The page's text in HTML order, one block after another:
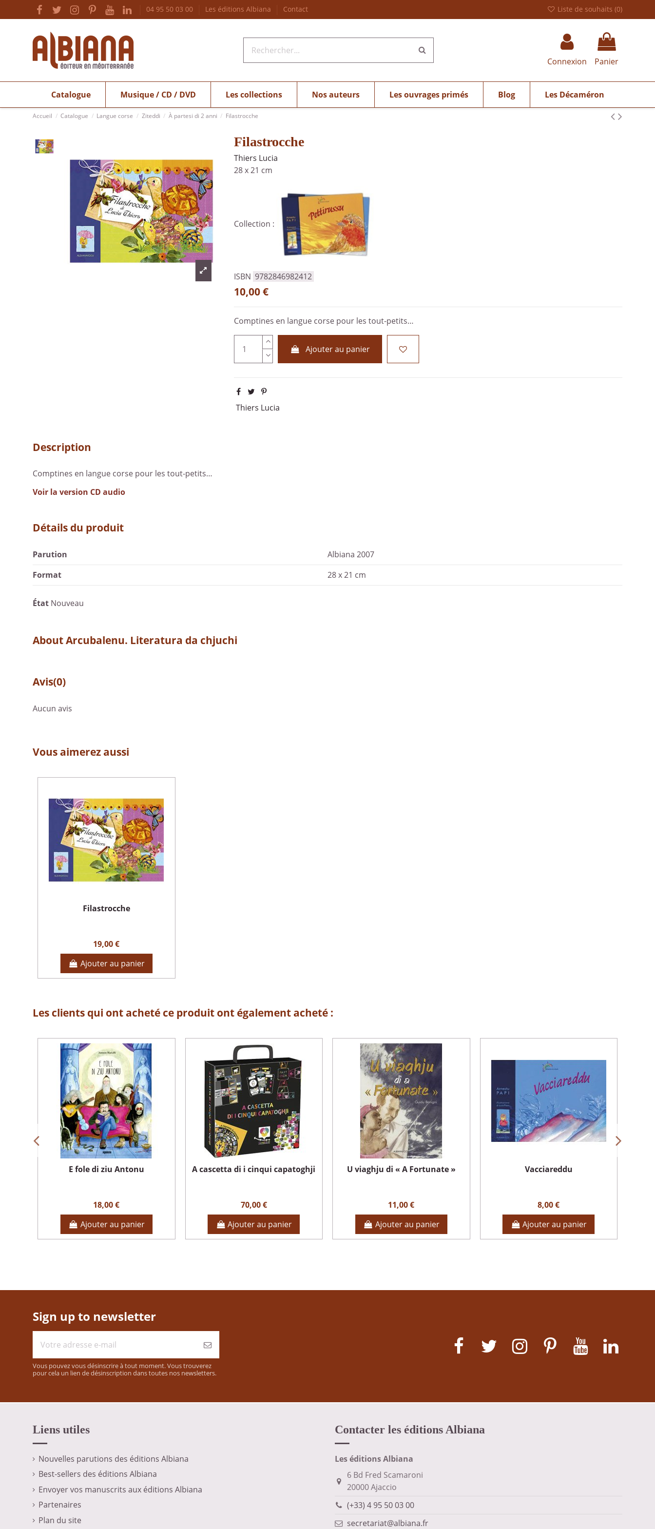
04 95 50 03 00 Les éditions Albiana Contact Liste de souhaits (0)
Connexion Panier
Catalogue Musique / CD / DVD Les collections Nos auteurs Les ouvrages primés Blog Les Décaméron
Accueil Catalogue Langue corse Ziteddi À partesi di 2 anni Filastrocche
Filastrocche
Thiers Lucia
28 x 21 cm
Collection :
ISBN 9782846982412
10,00 €
Comptines en langue corse pour les tout-petits…
Ajouter au panier
Thiers Lucia
Description
Comptines en langue corse pour les tout-petits…
Voir la version CD audio
Détails du produit
Parution
Albiana 2007
Format
28 x 21 cm
État Nouveau
About Arcubalenu. Literatura da chjuchi
Avis(0)
Aucun avis
Vous aimerez aussi
Filastrocche
19,00 €
Ajouter au panier
Les clients qui ont acheté ce produit ont également acheté :
E fole di ziu Antonu
18,00 €
Ajouter au panier
A cascetta di i cinqui capatoghji
70,00 €
Ajouter au panier
U viaghju di « A Fortunate »
11,00 €
Ajouter au panier
Vacciareddu
8,00 €
Ajouter au panier
Sign up to newsletter
Vous pouvez vous désinscrire à tout moment. Vous trouverez
pour cela un lien de désinscription dans toutes nos newsletters.
Liens utiles
Nouvelles parutions des éditions Albiana
Best-sellers des éditions Albiana
Envoyer vos manuscrits aux éditions Albiana
Partenaires
Plan du site
Contacter les éditions Albiana
Les éditions Albiana
6 Bd Fred Scamaroni
20000 Ajaccio
(+33) 4 95 50 03 00
secretariat@albiana.fr